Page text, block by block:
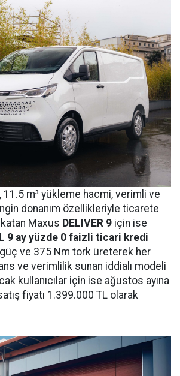
11.5 m³ yükleme hacmi, verimli ve
donanım özellikleriyle ticarete
Maxus DELIVER 9 için ise
9 ay yüzde 0 faizli ticari kredi
ve 375 Nm tork üreterek her
ve verimlilik sunan iddialı modeli
kullanıcılar için ise ağustos ayına
fiyatı 1.399.000 TL olarak